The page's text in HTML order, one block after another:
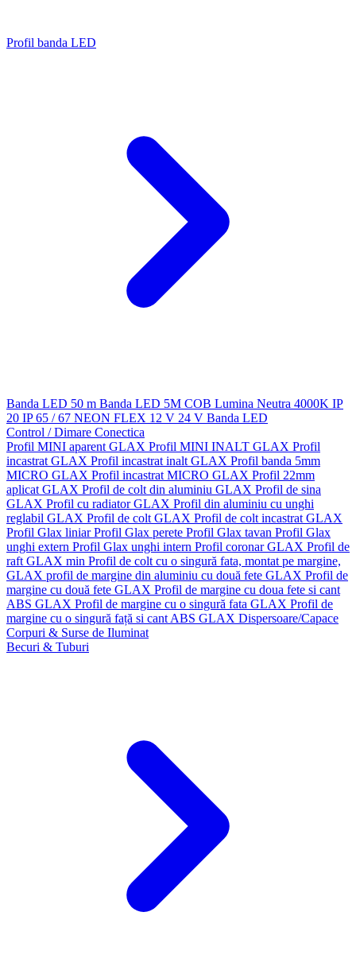
Profil banda LED
Banda LED 50 m Banda LED 5M COB Lumina Neutra 4000K IP
20 IP 65 / 67 NEON FLEX 12 V 24 V Banda LED
Control / Dimare Conectica
Profil MINI aparent GLAX Profil MINI INALT GLAX Profil
incastrat GLAX Profil incastrat inalt GLAX Profil banda 5mm
MICRO GLAX Profil incastrat MICRO GLAX Profil 22mm
aplicat GLAX Profil de colt din aluminiu GLAX Profil de sina
GLAX Profil cu radiator GLAX Profil din aluminiu cu unghi
reglabil GLAX Profil de colt GLAX Profil de colt incastrat GLAX
Profil Glax liniarProfil Glax perete Profil Glax tavan Profil Glax
unghi extern Profil Glax unghi intern Profil coronar GLAX Profil de
raft GLAX min Profil de colt cu o singură fata, montat pe margine,
GLAX profil de margine din aluminiu cu două fete GLAX Profil de
margine cu două fete GLAX Profil de margine cu doua fete si cant
ABS GLAX Profil de margine cu o singură fata GLAX Profil de
margine cu o singură față si cant ABS GLAX Dispersoare/Capace
Corpuri & Surse de Iluminat
Becuri & Tuburi